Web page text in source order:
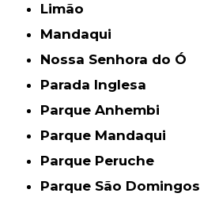
Limão
Mandaqui
Nossa Senhora do Ó
Parada Inglesa
Parque Anhembi
Parque Mandaqui
Parque Peruche
Parque São Domingos